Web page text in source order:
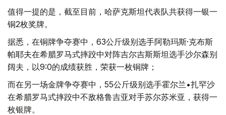
值得一提的是，截至目前，哈萨克斯坦代表队共获得一银一
铜2枚奖牌。
据悉，在铜牌争夺赛中，63公斤级别选手阿勒玛斯·克布斯
帕耶夫在希腊罗马式摔跤中对阵吉尔吉斯斯坦选手沙尔森别
阔夫，以9:0的成绩获胜，荣获一枚铜牌；
而在另一场金牌争夺赛中，55公斤级别选手霍尔兰•扎罕沙
在希腊罗马式摔跤中不敌格鲁吉亚对手苏尔苏米亚，获得一
枚银牌。